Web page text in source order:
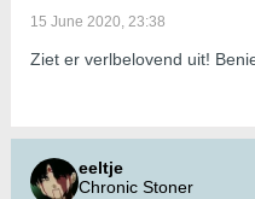
15 June 2020, 23:38
Ziet er verlbelovend uit!
eeltje
Chronic Stoner